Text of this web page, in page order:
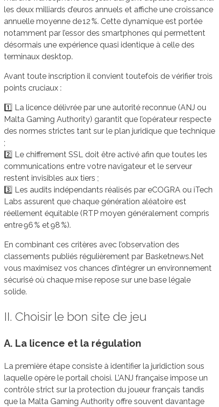
les deux milliards d’euros annuels et affiche une croissance
annuelle moyenne de 12 %. Cette dynamique est portée
notamment par l’essor des smartphones qui permettent
désormais une expérience quasi identique à celle des
terminaux desktop.
Avant toute inscription il convient toutefois de vérifier trois
points cruciaux :
1️⃣ La licence délivrée par une autorité reconnue (ANJ ou
Malta Gaming Authority) garantit que l’opérateur respecte
des normes strictes tant sur le plan juridique que technique
;
2️⃣ Le chiffrement SSL doit être activé afin que toutes les
communications entre votre navigateur et le serveur
restent invisibles aux tiers ;
3️⃣ Les audits indépendants réalisés par eCOGRA ou iTech
Labs assurent que chaque génération aléatoire est
réellement équitable (RTP moyen généralement compris
entre 96 % et 98 %).
En combinant ces critères avec l’observation des
classements publiés régulièrement par Basketnews.Net
vous maximisez vos chances d’intégrer un environnement
sécurisé où chaque mise repose sur une base légale
solide.
II. Choisir le bon site de jeu
A. La licence et la régulation
La première étape consiste à identifier la juridiction sous
laquelle opère le portail choisi. L’ANJ française impose un
contrôle strict sur la protection du joueur français tandis
que la Malta Gaming Authority offre souvent davantage